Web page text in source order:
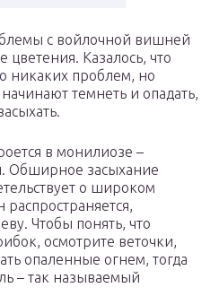
с войлочной вишней
Казалось, что
никаких проблем, но
темнеть и опадать,
в монилиозе –
Обширное засыхание
о широком
Чтобы понять, что
осмотрите веточки,
опаленные огнем, тогда
– так называемый